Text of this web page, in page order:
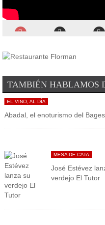
TAMBIÉN HABLAMOS
EL VINO, AL DÍA
Abadal, el enoturismo del Bages
MESA DE CATA
José Estévez
verdejo El Tutor